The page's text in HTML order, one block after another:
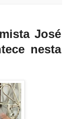
José
nesta